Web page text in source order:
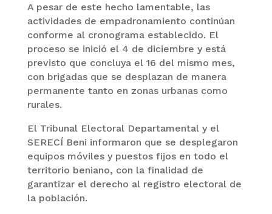
A pesar de este hecho lamentable, las
actividades de empadronamiento continúan
conforme al cronograma establecido. El
proceso se inició el 4 de diciembre y está
previsto que concluya el 16 del mismo mes,
con brigadas que se desplazan de manera
permanente tanto en zonas urbanas como
rurales.
El Tribunal Electoral Departamental y el
SERECÍ Beni informaron que se desplegaron
equipos móviles y puestos fijos en todo el
territorio beniano, con la finalidad de
garantizar el derecho al registro electoral de
la población.